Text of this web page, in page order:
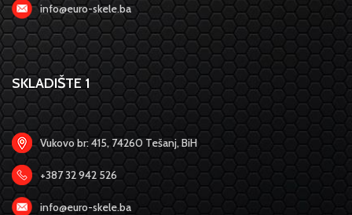
info@euro-skele.ba
SKLADIŠTE 1
Vukovo br: 415, 74260 Tešanj, BiH
+387 32 942 526
info@euro-skele.ba